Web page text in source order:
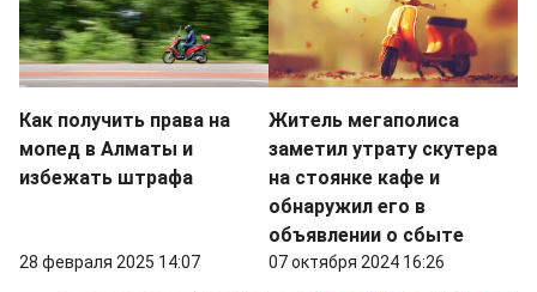
Как получить права на
мопед в Алматы и
избежать штрафа
28 февраля 2025 14:07
Житель мегаполиса
заметил утрату скутера
на стоянке кафе и
обнаружил его в
объявлении о сбыте
07 октября 2024 16:26